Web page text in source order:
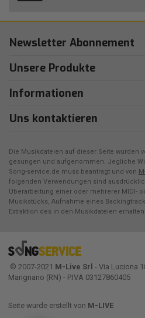
Newsletter Abonnement
Unsere Produkte
Informationen
Uns kontaktieren
Die Musikdateien auf dieser Seite wurden
gesungen und aufgenommen. Jegliche
Song-service.de muss beantragt und von
folgenden Verwendungen sind
Überarbeitung einer oder mehrerer MIDI-
Musikstücks, Aufnahme eines
Extraktion des in den Musikdateien
© 2007-2021 M-Live Srl - Via Luciona
Marignano (RN) - P.IVA 03127860405
Seite wurde erstellt von M-LIVE